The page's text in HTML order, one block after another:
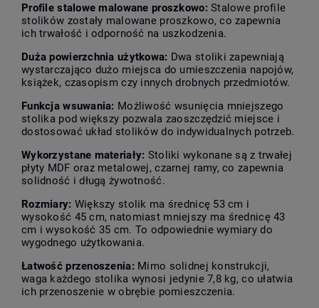
Profile stalowe malowane proszkowo:Stalowe profile
stolików zostały malowane proszkowo, co zapewnia
ich trwałość i odporność na uszkodzenia.
Duża powierzchnia użytkowa: Dwa stoliki zapewniają
wystarczająco dużo miejsca do umieszczenia napojów,
książek, czasopism czy innych drobnych przedmiotów.
Funkcja wsuwania: Możliwość wsunięcia mniejszego
stolika pod większy pozwala zaoszczędzić miejsce i
dostosować układ stolików do indywidualnych potrzeb.
Wykorzystane materiały: Stoliki wykonane są z trwałej
płyty MDF oraz metalowej, czarnej ramy, co zapewnia
solidność i długą żywotność.
Rozmiary: Większy stolik ma średnicę 53 cm i
wysokość 45 cm, natomiast mniejszy ma średnicę 43
cm i wysokość 35 cm. To odpowiednie wymiary do
wygodnego użytkowania.
Łatwość przenoszenia:Mimo solidnej konstrukcji,
waga każdego stolika wynosi jedynie 7,8 kg, co ułatwia
ich przenoszenie w obrębie pomieszczenia.